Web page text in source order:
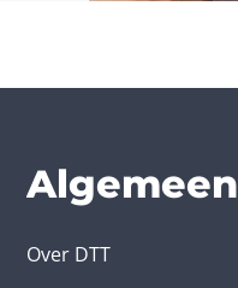
Algemeen
Over DTT